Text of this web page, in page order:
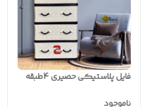
فایل پلاستیکی حصیری 4طبقه
ناموجود